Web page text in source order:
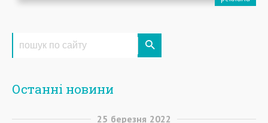
Останні новини
25 березня 2022